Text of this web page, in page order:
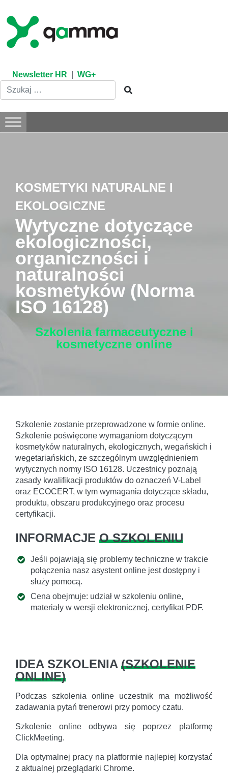
content
Newsletter HR WG+
KOSMETYKI NATURALNE I
EKOLOGICZNE
Wytyczne dotyczące
ekologiczności,
organiczności i
naturalności
kosmetyków (Norma
ISO 16128)
Szkolenia farmaceutyczne i
kosmetyczne online
Szkolenie zostanie przeprowadzone w formie online.
Szkolenie poświęcone wymaganiom dotyczącym
kosmetyków naturalnych, ekologicznych, wegańskich i
wegetariańskich, ze szczególnym uwzględnieniem
wytycznych normy ISO 16128. Uczestnicy poznają
zasady kwalifikacji produktów do oznaczeń V-Label
oraz ECOCERT, w tym wymagania dotyczące składu,
produktu, obszaru produkcyjnego oraz procesu
certyfikacji.
INFORMACJE O SZKOLENIU
Jeśli pojawiają się problemy techniczne w trakcie
połączenia nasz asystent online jest dostępny i
służy pomocą.
Cena obejmuje: udział w szkoleniu online,
materiały w wersji elektronicznej, certyfikat PDF.
IDEA SZKOLENIA (SZKOLENIE
ONLINE)
Podczas szkolenia online uczestnik ma możliwość
zadawania pytań trenerowi przy pomocy czatu.
Szkolenie online odbywa się poprzez platformę
ClickMeeting.
Dla optymalnej pracy na platformie najlepiej korzystać
z aktualnej przeglądarki Chrome.